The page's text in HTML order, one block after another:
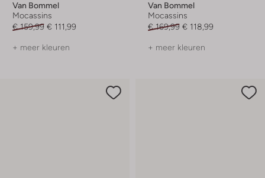
Van Bommel
Mocassins
€ 159,99 € 111,99
+ meer kleuren
Van Bommel
Mocassins
€ 169,99 € 118,99
+ meer kleuren